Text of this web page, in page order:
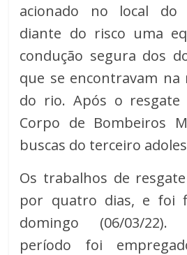
acionado no local do
diante do risco uma
condução segura dos
que se encontravam na
do rio. Após o resgate
Corpo de Bombeiros
buscas do terceiro
Os trabalhos de
por quatro dias, e foi
domingo (06/03/22).
período foi